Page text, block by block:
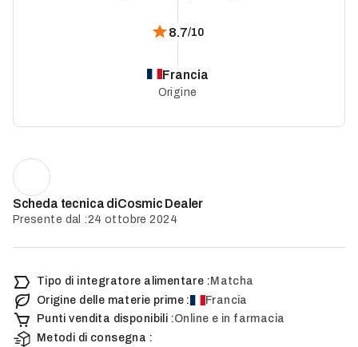
8.7/10
Francia
Origine
Scheda tecnica diCosmic Dealer
Presente dal :24 ottobre 2024
Tipo di integratore alimentare : Matcha
Origine delle materie prime :
Francia
Punti vendita disponibili :Online e in farmacia
Metodi di consegna :